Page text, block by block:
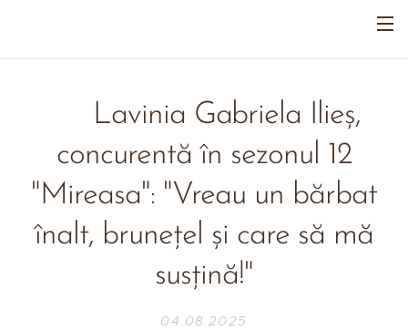
🔥 Lavinia Gabriela Ilieș,
concurentă în sezonul 12
"Mireasa": "Vreau un bărbat
înalt, brunețel și care să mă
susțină!"
04.08.2025